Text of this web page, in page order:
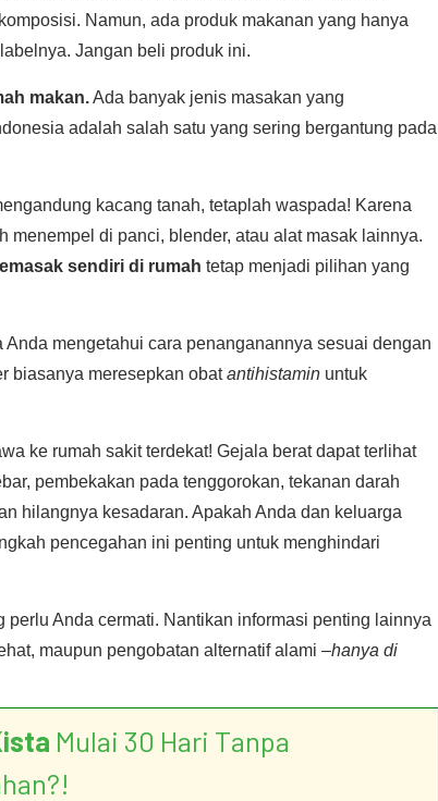
Namun, ada produk makanan yang hanya
Jangan beli produk ini.
makan.Ada banyak jenis masakan yang
adalah salah satu yang sering bergantung pada
kacang tanah, tetaplah waspada! Karena
menempel di panci, blender, atau alat masak lainnya.
sendiri di rumah tetap menjadi pilihan yang
mengetahui cara penanganannya sesuai dengan
biasanya meresepkan obatantihistamin untuk
ke rumah sakit terdekat! Gejala berat dapat terlihat
pembekakan pada tenggorokan, tekanan darah
hilangnya kesadaran. Apakah Anda dan keluarga
pencegahan ini penting untuk menghindari
perlu Anda cermati. Nantikan informasi penting lainnya
maupun pengobatan alternatif alami –hanya di
Mulai 30 Hari Tanpa